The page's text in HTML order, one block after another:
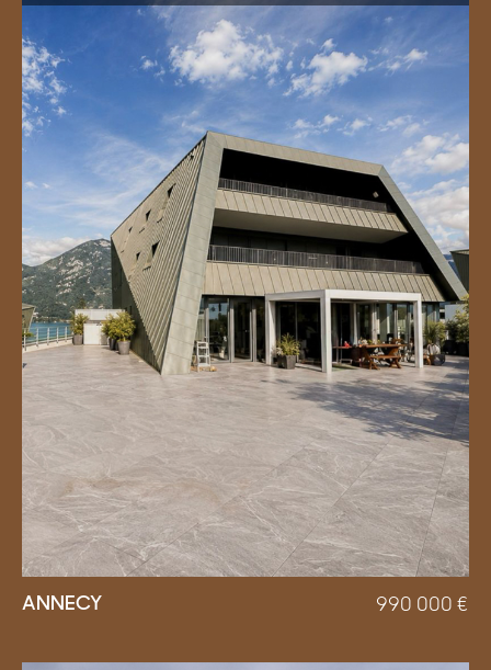
ANNECY 990 000 €